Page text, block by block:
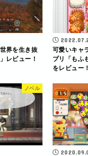
界を生き抜
レビュー！
可愛いキャ
プリ「もふ
をレビュー！
ノベル